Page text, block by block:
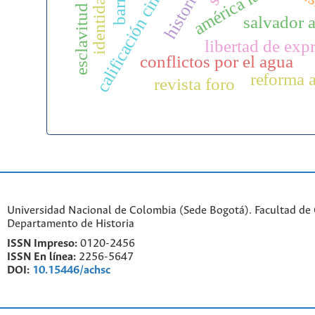
salvador
libertad de
conflictos por el agua
reforma
revista foro
Universidad Nacional de Colombia (Sede Bogotá). Facultad de
Departamento de Historia
ISSN Impreso: 0120-2456
ISSN En línea: 2256-5647
DOI: 10.15446/achsc